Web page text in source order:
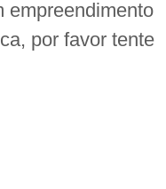
empreendimento
por favor tente